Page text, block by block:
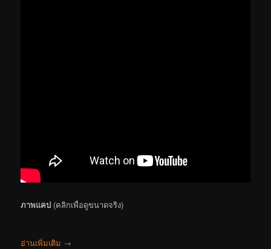
ภาพแคป (คลิกเพื่อดูขนาดจริง)
อ่านเพิ่มเติม →